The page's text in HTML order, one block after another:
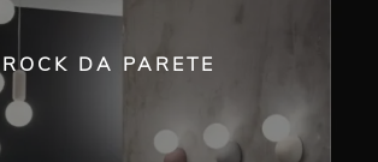
ROCK DA PARETE